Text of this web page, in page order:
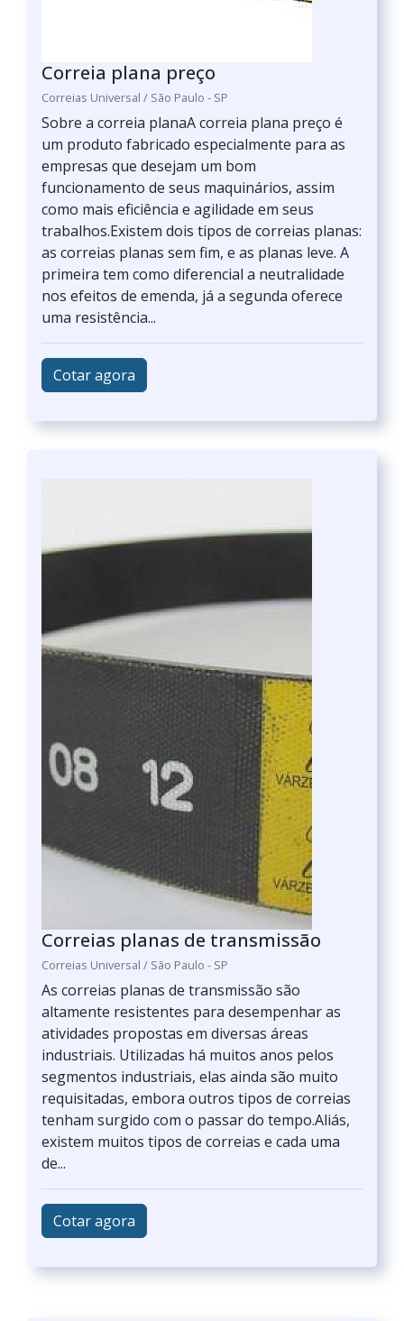
Correia plana preço
Correias Universal / São Paulo - SP
Sobre a correia planaA correia plana preço é
um produto fabricado especialmente para as
empresas que desejam um bom
funcionamento de seus maquinários, assim
como mais eficiência e agilidade em seus
trabalhos.Existem dois tipos de correias planas:
as correias planas sem fim, e as planas leve. A
primeira tem como diferencial a neutralidade
nos efeitos de emenda, já a segunda oferece
uma resistência...
Cotar agora
Correias planas de transmissão
Correias Universal / São Paulo - SP
As correias planas de transmissão são
altamente resistentes para desempenhar as
atividades propostas em diversas áreas
industriais. Utilizadas há muitos anos pelos
segmentos industriais, elas ainda são muito
requisitadas, embora outros tipos de correias
tenham surgido com o passar do tempo.Aliás,
existem muitos tipos de correias e cada uma
de...
Cotar agora